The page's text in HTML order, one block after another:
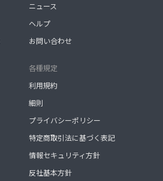
ニュース
ヘルプ
お問い合わせ
各種規定
利用規約
細則
プライバシーポリシー
特定商取引法に基づく表記
情報セキュリティ方針
反社基本方針